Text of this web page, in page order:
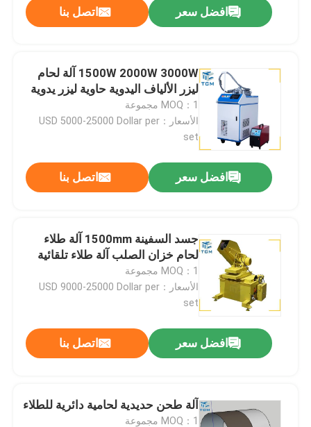
افضل سعر اتصل بنا
1500W 2000W 3000W آلة لحام
ليزر الألياف اليدوية حاوية ليزر يدوية
MOQ：1 مجموعة
الأسعار：USD 5000-25000 Dollar per
set
افضل سعر اتصل بنا
جسد السفينة 1500mm آلة طلاء
لحام خزان الصلب آلة طلاء تلقائية
MOQ：1 مجموعة
الأسعار：USD 9000-25000 Dollar per
set
افضل سعر اتصل بنا
آلة طحن حديدية لحامية دائرية للطلاء
MOQ：1 مجموعة